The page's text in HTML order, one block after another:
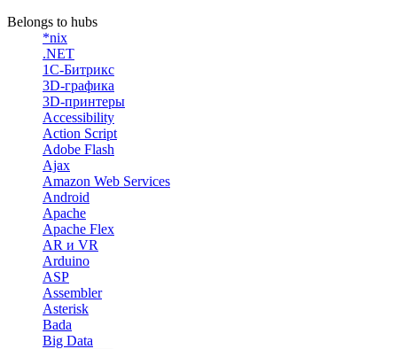
Belongs to hubs
*nix
.NET
1С-Битрикс
3D-графика
3D-принтеры
Accessibility
Action Script
Adobe Flash
Ajax
Amazon Web Services
Android
Apache
Apache Flex
AR и VR
Arduino
ASP
Assembler
Asterisk
Bada
Big Data